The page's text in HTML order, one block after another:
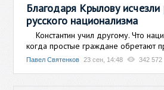
Благодаря Крылову
русского национализма
Константин учил другому. Что
когда простые граждане обретают
Павел Святенков 23 сен, 14:48 342 572